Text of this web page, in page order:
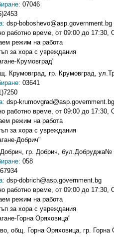
07046
dsp-boboshevo@asp.government.bg
работно време, от 09:00 до
режим на работа
за хора с увреждания
Крумовград"
Крумовград, гр. Крумовград,
03641
dsp-krumovgrad@asp.government.bg
работно време, от 09:00 до
режим на работа
за хора с увреждания
Добрич"
гр. Добрич, бул.Добруджа№
058
dsp-dobrich@asp.government.bg
работно време, от 09:00 до
режим на работа
за хора с увреждания
Горна Оряховица"
общ. Горна Оряховица, гр.